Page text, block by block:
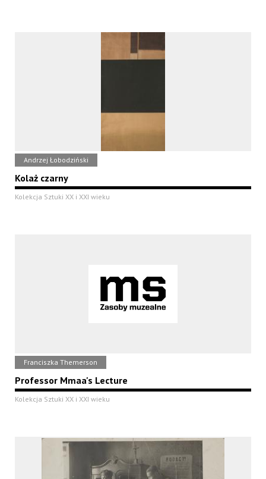
Andrzej Łobodziński
Kolaż czarny
Kolekcja Sztuki XX i XXI wieku
Franciszka Themerson
Professor Mmaa's Lecture
Kolekcja Sztuki XX i XXI wieku